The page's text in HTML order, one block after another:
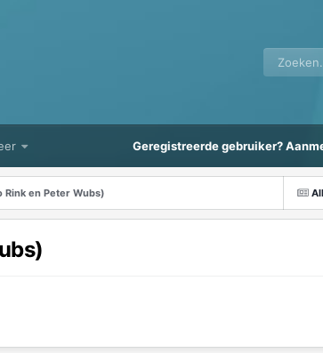
Geregistreerde gebruiker?
en Peter Wubs)